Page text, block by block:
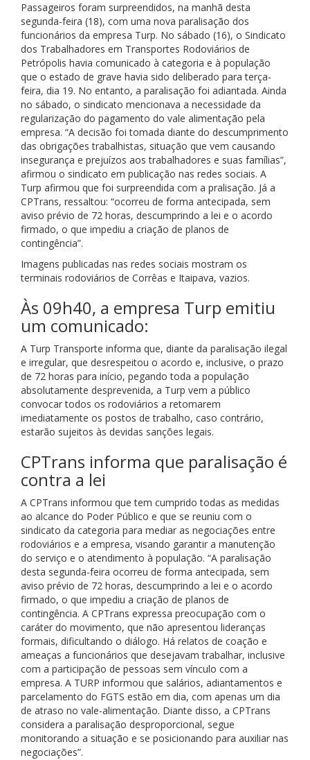
Passageiros foram surpreendidos, na manhã desta
segunda-feira (18), com uma nova paralisação dos
funcionários da empresa Turp. No sábado (16), o Sindicato
dos Trabalhadores em Transportes Rodoviários de
Petrópolis havia comunicado à categoria e à população
que o estado de grave havia sido deliberado para terça-
feira, dia 19. No entanto, a paralisação foi adiantada. Ainda
no sábado, o sindicato mencionava a necessidade da
regularização do pagamento do vale alimentação pela
empresa. “A decisão foi tomada diante do descumprimento
das obrigações trabalhistas, situação que vem causando
insegurança e prejuízos aos trabalhadores e suas famílias”,
afirmou o sindicato em publicação nas redes sociais. A
Turp afirmou que foi surpreendida com a pralisação. Já a
CPTrans, ressaltou: “ocorreu de forma antecipada, sem
aviso prévio de 72 horas, descumprindo a lei e o acordo
firmado, o que impediu a criação de planos de
contingência”.
Imagens publicadas nas redes sociais mostram os
terminais rodoviários de Corrêas e Itaipava, vazios.
Às 09h40, a empresa Turp emitiu
um comunicado:
A Turp Transporte informa que, diante da paralisação ilegal
e irregular, que desrespeitou o acordo e, inclusive, o prazo
de 72 horas para início, pegando toda a população
absolutamente desprevenida, a Turp vem a público
convocar todos os rodoviários a retomarem
imediatamente os postos de trabalho, caso contrário,
estarão sujeitos às devidas sanções legais.
CPTrans informa que paralisação é
contra a lei
A CPTrans informou que tem cumprido todas as medidas
ao alcance do Poder Público e que se reuniu com o
sindicato da categoria para mediar as negociações entre
rodoviários e a empresa, visando garantir a manutenção
do serviço e o atendimento à população. “A paralisação
desta segunda-feira ocorreu de forma antecipada, sem
aviso prévio de 72 horas, descumprindo a lei e o acordo
firmado, o que impediu a criação de planos de
contingência. A CPTrans expressa preocupação com o
caráter do movimento, que não apresentou lideranças
formais, dificultando o diálogo. Há relatos de coação e
ameaças a funcionários que desejavam trabalhar, inclusive
com a participação de pessoas sem vínculo com a
empresa. A TURP informou que salários, adiantamentos e
parcelamento do FGTS estão em dia, com apenas um dia
de atraso no vale-alimentação. Diante disso, a CPTrans
considera a paralisação desproporcional, segue
monitorando a situação e se posicionando para auxiliar nas
negociações”.